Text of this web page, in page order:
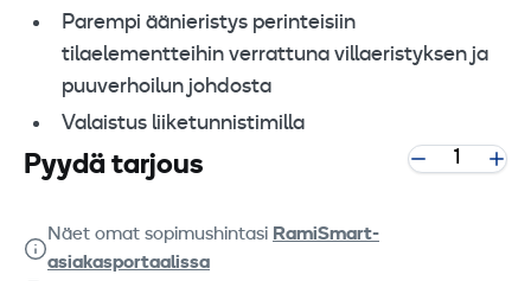
Parempi äänieristys perinteisiin
tilaelementteihin verrattuna villaeristyksen ja
puuverhoilun johdosta
Valaistus liiketunnistimilla
Pyydä tarjous
Näet omat sopimushintasi RamiSmart-
asiakasportaalissa